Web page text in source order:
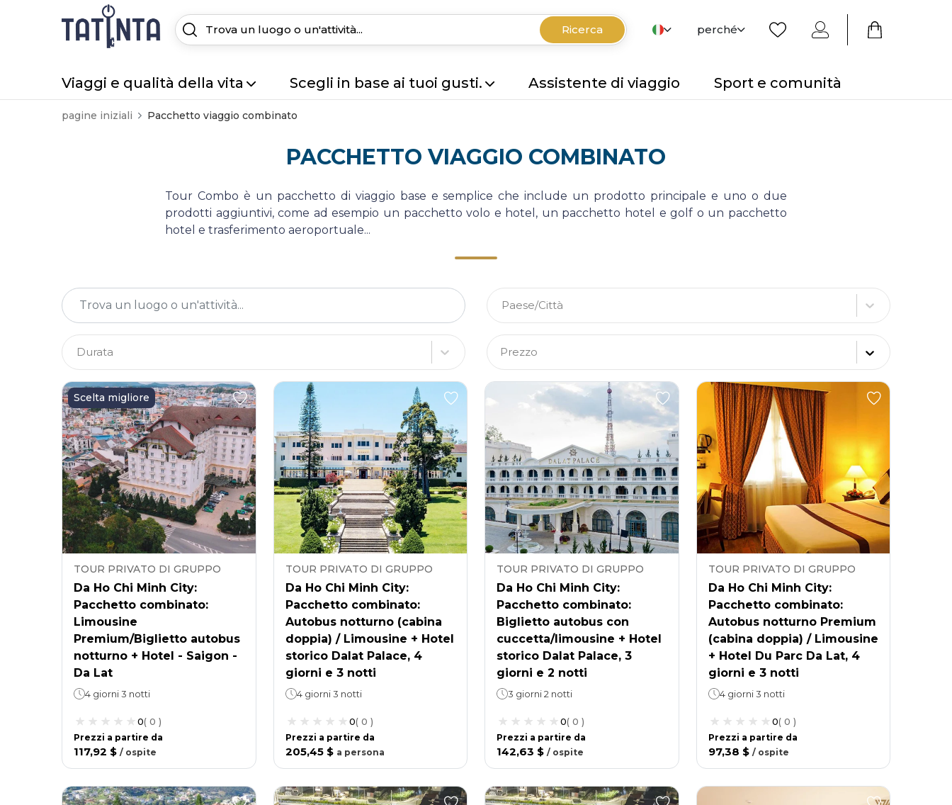
Ricerca perché
Viaggi e qualità della vita Scegli in base ai tuoi gusti. Assistente di viaggio Sport e comunità
pagine iniziali Pacchetto viaggio combinato
PACCHETTO VIAGGIO COMBINATO
Tour Combo è un pacchetto di viaggio base e semplice che include un prodotto principale e uno o due
prodotti aggiuntivi, come ad esempio un pacchetto volo e hotel, un pacchetto hotel e golf o un pacchetto
hotel e trasferimento aeroportuale...
Paese/Città
Durata Prezzo
Scelta migliore
TOUR PRIVATO DI GRUPPO
Da Ho Chi Minh City:
Pacchetto combinato:
Limousine
Premium/Biglietto autobus
notturno + Hotel - Saigon -
Da Lat
4 giorni 3 notti
0( 0 )
Prezzi a partire da
117,92 $ / ospite
TOUR PRIVATO DI GRUPPO
Da Ho Chi Minh City:
Pacchetto combinato:
Autobus notturno (cabina
doppia) / Limousine + Hotel
storico Dalat Palace, 4
giorni e 3 notti
4 giorni 3 notti
0( 0 )
Prezzi a partire da
205,45 $ a persona
TOUR PRIVATO DI GRUPPO
Da Ho Chi Minh City:
Pacchetto combinato:
Biglietto autobus con
cuccetta/limousine + Hotel
storico Dalat Palace, 3
giorni e 2 notti
3 giorni 2 notti
0( 0 )
Prezzi a partire da
142,63 $ / ospite
TOUR PRIVATO DI GRUPPO
Da Ho Chi Minh City:
Pacchetto combinato:
Autobus notturno Premium
(cabina doppia) / Limousine
+ Hotel Du Parc Da Lat, 4
giorni e 3 notti
4 giorni 3 notti
0( 0 )
Prezzi a partire da
97,38 $ / ospite